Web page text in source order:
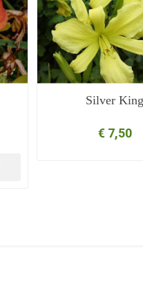
Silver King
€ 7,50